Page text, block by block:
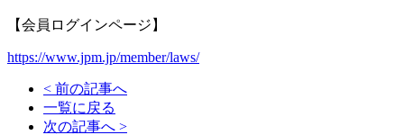
【会員ログインページ】
https://www.jpm.jp/member/laws/
< 前の記事へ
一覧に戻る
次の記事へ >